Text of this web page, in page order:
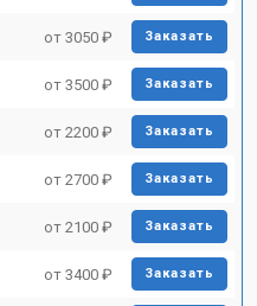
от 3050 ₽ Заказать
от 3500 ₽ Заказать
от 2200 ₽ Заказать
от 2700 ₽ Заказать
от 2100 ₽ Заказать
от 3400 ₽ Заказать